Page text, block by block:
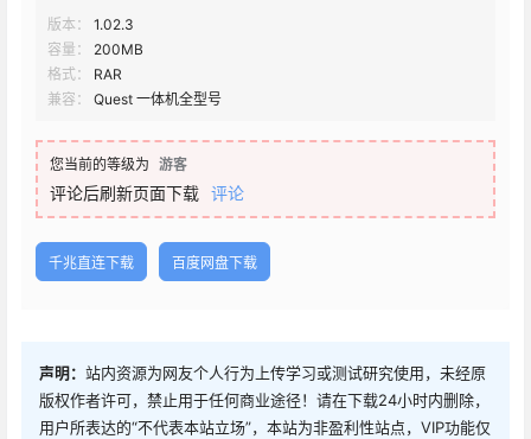
版本：
1.02.3
容量：
200MB
格式：
RAR
兼容：
Quest 一体机全型号
您当前的等级为 游客
评论后刷新页面下载 评论
千兆直连下载 百度网盘下载
声明： 站内资源为网友个人行为上传学习或测试研究使用，未经原
版权作者许可，禁止用于任何商业途径！请在下载24小时内删除，
用户所表达的“不代表本站立场”，本站为非盈利性站点，VIP功能仅